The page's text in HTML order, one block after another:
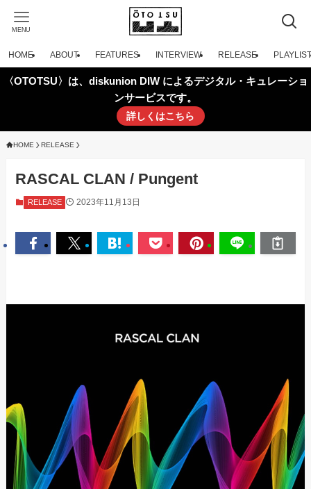
MENU
HOME ABOUT FEATURES INTERVIEW RELEASE PLAYLIST
〈OTOTSU〉は、diskunion DIW によるデジタル・キュレーショ
ンサービスです。
詳しくはこちら
HOME RELEASE
RASCAL CLAN / Pungent
RELEASE 2023年11月13日